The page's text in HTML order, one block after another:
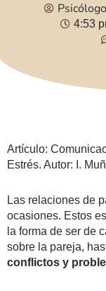
4:53
Artículo:
Estrés. Autor: I.
Las relaciones de
ocasiones. Estos
la forma de ser de
sobre la pareja,
conflictos y